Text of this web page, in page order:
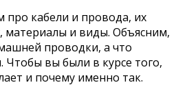
про кабели и провода, их
материалы и виды. Объясним,
проводки, а что
Чтобы вы были в курсе того,
и почему именно так.